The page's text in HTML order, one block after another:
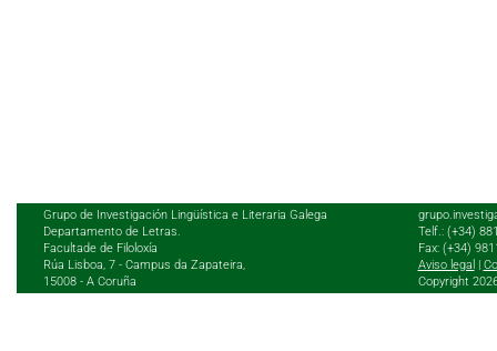
Grupo de Investigación Lingüística e Literaria Galega
Departamento de Letras.
Facultade de Filoloxía
Rúa Lisboa, 7 - Campus da Zapateira,
15008 - A Coruña
Telf.: (+34)
Fax: (+34)
Aviso legal
Copyright